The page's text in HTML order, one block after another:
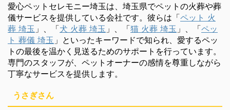
愛心ペットセレモニー埼玉は、埼玉県でペットの火葬や葬
儀サービスを提供している会社です。彼らは「ペット 火
葬 埼玉 」、「犬 火葬 埼玉 」、「猫 火葬 埼玉 」、「ペッ
ト 葬儀 埼玉 」といったキーワードで知られ、愛するペッ
トの最後を温かく見送るためのサポートを行っています。
専門のスタッフが、ペットオーナーの感情を尊重しながら
丁寧なサービスを提供します。
うさぎさん